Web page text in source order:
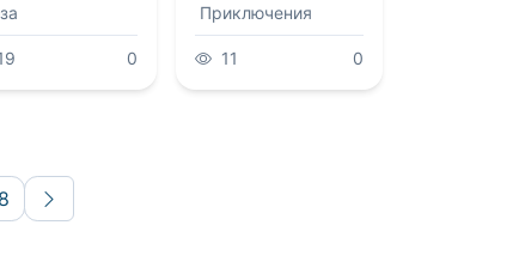
0
Приключения
11 0
Вперёд